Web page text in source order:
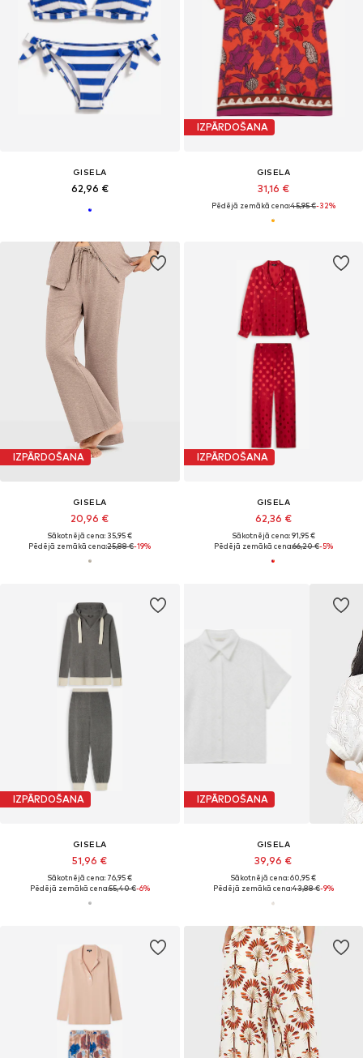
GISELA
62,96 €
IZPĀRDOŠANA
GISELA
31,16 €
Pēdējā zemākā cena:45,95 €-32%
IZPĀRDOŠANA
GISELA
20,96 €
Sākotnējā cena: 35,95 €
Pēdējā zemākā cena:25,88 €-19%
IZPĀRDOŠANA
GISELA
62,36 €
Sākotnējā cena: 91,95 €
Pēdējā zemākā cena:66,20 €-5%
IZPĀRDOŠANA
GISELA
51,96 €
Sākotnējā cena: 76,95 €
Pēdējā zemākā cena:55,40 €-6%
IZPĀRDOŠANA
GISELA
39,96 €
Sākotnējā cena: 60,95 €
Pēdējā zemākā cena:43,88 €-9%